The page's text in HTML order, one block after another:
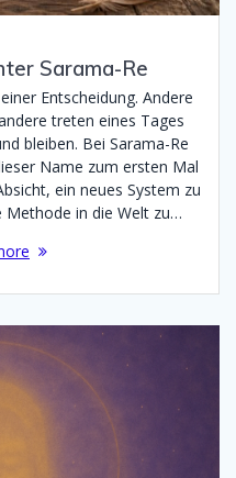
Sarama-Re
Entscheidung. Andere
treten eines Tages
bleiben. Bei Sarama-Re
Name zum ersten Mal
ein neues System zu
Methode in die Welt zu…